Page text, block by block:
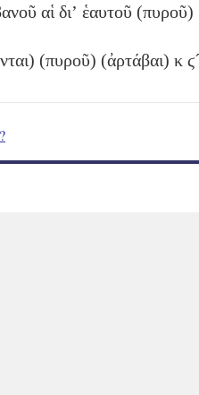
αἱ διʼ ἑαυτοῦ (πυροῦ)
(πυροῦ) (ἀρτάβαι) κ